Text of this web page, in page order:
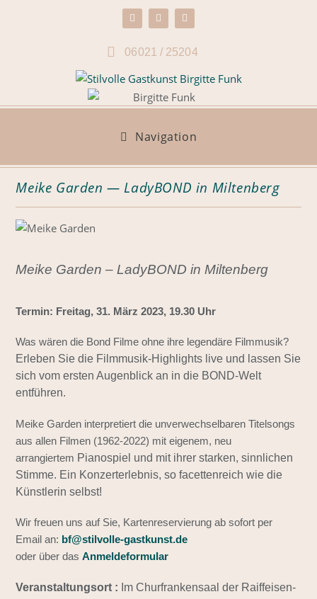
06021 / 25204
Navigation
Meike Garden — LadyBOND in Miltenberg
Meike Garden – LadyBOND in Miltenberg
Termin: Freitag, 31. März 2023, 19.30 Uhr
Was wären die Bond Filme ohne ihre legendäre Filmmusik?
Erleben Sie die Filmmusik-Highlights live und lassen Sie
sich vom ersten Augenblick an in die BOND-Welt
entführen.
Meike Garden interpretiert die unverwechselbaren Titelsongs
aus allen Filmen (1962-2022) mit eigenem, neu
arrangiertem Pianospiel und mit ihrer starken, sinnlichen
Stimme. Ein Konzerterlebnis, so facettenreich wie die
Künstlerin selbst!
Wir freuen uns auf Sie, Kartenreservierung ab sofort per
Email an: bf@stilvolle-gastkunst.de
oder über dasAnmeldeformular
Veranstaltungsort : Im Churfrankensaalder Raiffeisen-